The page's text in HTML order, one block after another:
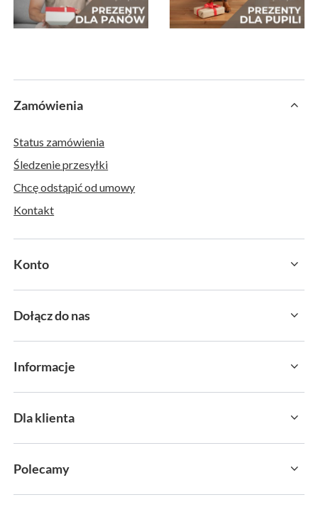
Zamówienia
Status zamówienia
Śledzenie przesyłki
Chcę odstąpić od umowy
Kontakt
Konto
Dołącz do nas
Informacje
Dla klienta
Polecamy